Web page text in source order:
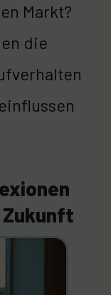
Markt?
die
Zukunft